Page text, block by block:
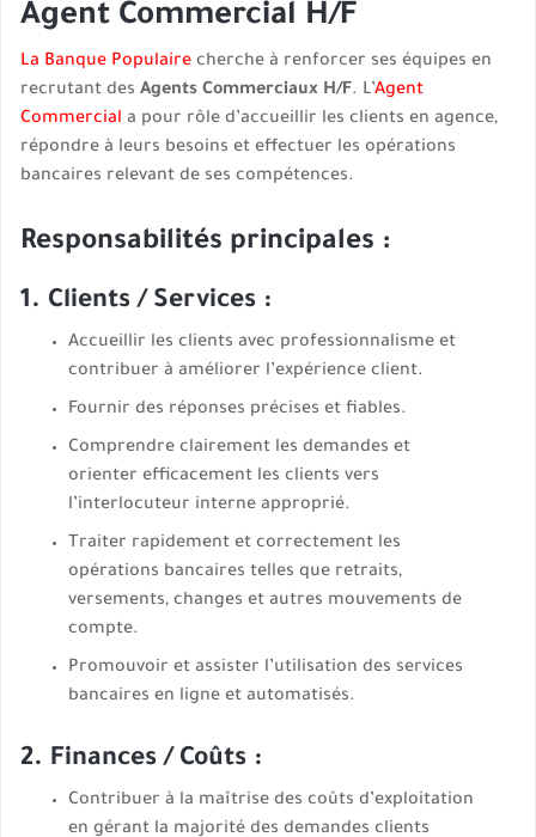
Agent Commercial H/F
La Banque Populaire cherche à renforcer ses équipes en
recrutant des Agents Commerciaux H/F. L’Agent
Commercial a pour rôle d’accueillir les clients en agence,
répondre à leurs besoins et effectuer les opérations
bancaires relevant de ses compétences.
Responsabilités principales :
1. Clients / Services :
Accueillir les clients avec professionnalisme et
contribuer à améliorer l’expérience client.
Fournir des réponses précises et fiables.
Comprendre clairement les demandes et
orienter efficacement les clients vers
l’interlocuteur interne approprié.
Traiter rapidement et correctement les
opérations bancaires telles que retraits,
versements, changes et autres mouvements de
compte.
Promouvoir et assister l’utilisation des services
bancaires en ligne et automatisés.
2. Finances / Coûts :
Contribuer à la maîtrise des coûts d’exploitation
en gérant la majorité des demandes clients